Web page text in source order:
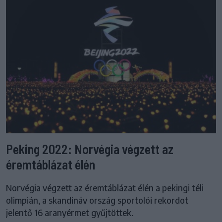
Peking 2022: Norvégia végzett az
éremtáblázat élén
Norvégia végzett az éremtáblázat élén a pekingi téli
olimpián, a skandináv ország sportolói rekordot
jelentő 16 aranyérmet gyűjtöttek.